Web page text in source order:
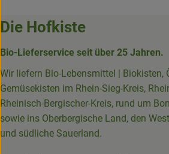
Die Hofkiste
Bio-Lieferservice seit über 25 Jahren.
Wir liefern Bio-Lebensmittel | Biokisten,
Gemüsekisten im Rhein-Sieg-Kreis,
Rheinisch-Bergischer-Kreis, rund um
sowie ins Oberbergische Land, den
und südliche Sauerland.